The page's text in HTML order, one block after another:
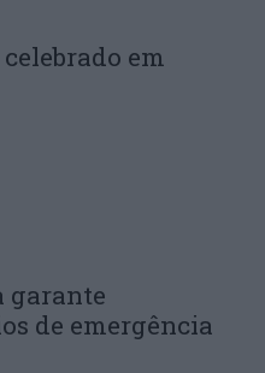
em
garante
de emergência